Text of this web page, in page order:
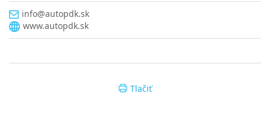
info@autopdk.sk
www.autopdk.sk
Tlačiť